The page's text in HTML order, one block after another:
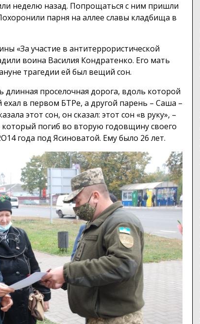
неделю назад. Попрощаться с ним пришли
парня на аллее славы кладбища в
«За участие в антитеррористической
воина Василия Кондратенко. Его мать
трагедии ей был вещий сон.
длинная проселочная дорога, вдоль которой
ехал в первом БТРе, а другой парень – Саша –
этот сон, он сказал: этот сон «в руку», –
который погиб во вторую годовщину своего
года под Ясиноватой. Ему было 26 лет.